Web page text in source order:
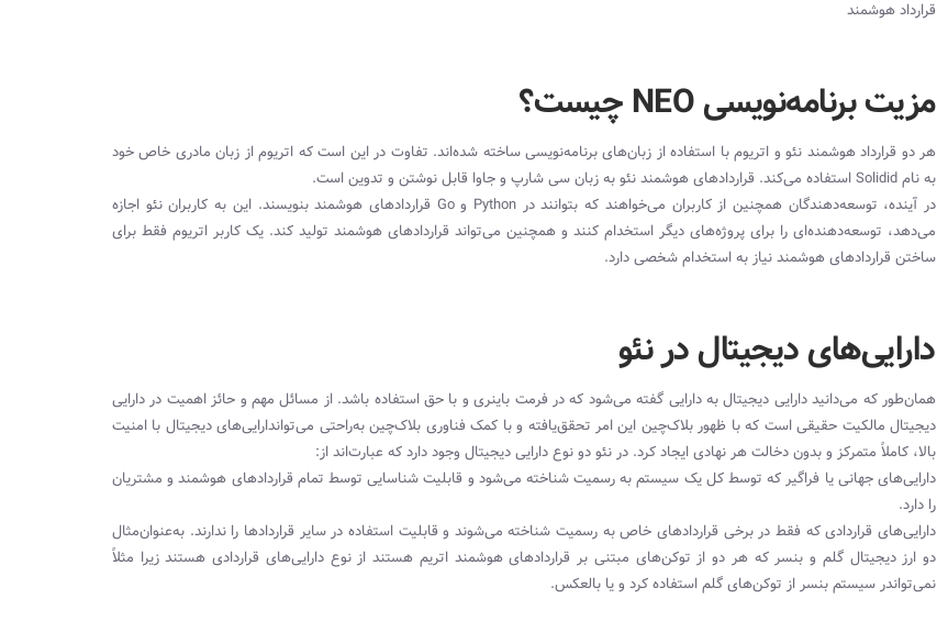
قرارداد هوشمند
مزیت برنامه‌نویسی NEO چیست؟
هر دو قرارداد هوشمند نئو و اتریوم با استفاده از زبان‌های برنامه‌نویسی ساخته شده‌اند. تفاوت در این است که اتریوم از زبان مادری خاص خود
به نام Solidid استفاده می‌کند. قراردادهای هوشمند نئو به زبان سی شارپ و جاوا قابل نوشتن و تدوین است.
در آینده، توسعه‌دهندگان همچنین از کاربران می‌خواهند که بتوانند در Python و Go قراردادهای هوشمند بنویسند. این به کاربران نئو اجازه
می‌دهد، توسعه‌دهنده‌ای را برای پروژه‌های دیگر استخدام کنند و همچنین می‌تواند قراردادهای هوشمند تولید کند. یک کاربر اتریوم فقط برای
ساختن قراردادهای هوشمند نیاز به استخدام شخصی دارد.
دارایی‌‌های دیجیتال در نئو
همان‌طور که می‌دانید دارایی دیجیتال به دارایی گفته می‌شود که در فرمت باینری و با حق استفاده باشد. از مسائل مهم و حائز اهمیت در دارایی
دیجیتال مالکیت حقیقی است که با ظهور بلاک‌چین این امر تحقق‌یافته و با کمک فناوری بلاک‌چین به‌راحتی می‌تواندارایی‌های دیجیتال با امنیت
بالا، کاملاً متمرکز و بدون دخالت هر نهادی ایجاد کرد. در نئو دو نوع دارایی دیجیتال وجود دارد که عبارت‌اند از:
دارایی‌های جهانی یا فراگیر که توسط کل یک سیستم به رسمیت شناخته می‌شود و قابلیت شناسایی توسط تمام قراردادهای هوشمند و مشتریان
را دارد.
دارایی‌های قراردادی که فقط در برخی قراردادهای خاص به رسمیت شناخته می‌شوند و قابلیت استفاده در سایر قراردادها را ندارند. به‌عنوان‌مثال
دو ارز دیجیتال گلم و بنسر که هر دو از توکن‌های مبتنی بر قراردادهای هوشمند اتریم هستند از نوع دارایی‌های قراردادی هستند زیرا مثلاً
نمی‌تواندر سیستم بنسر از توکن‌های گلم استفاده کرد و یا بالعکس.